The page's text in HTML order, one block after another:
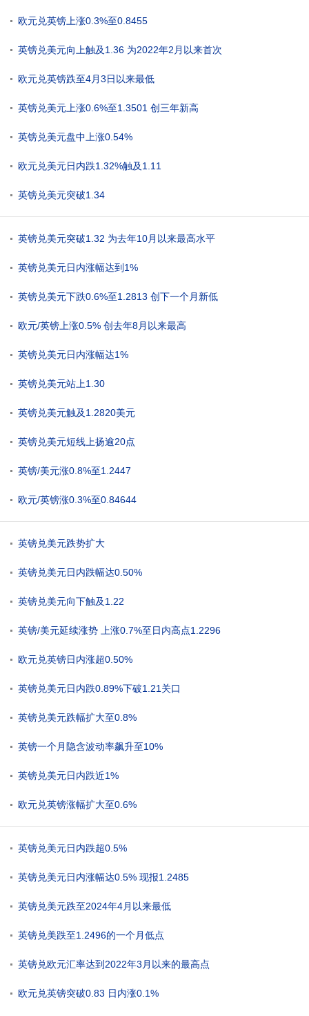
欧元兑英镑上涨0.3%至0.8455
英镑兑美元向上触及1.36 为2022年2月以来首次
欧元兑英镑跌至4月3日以来最低
英镑兑美元上涨0.6%至1.3501 创三年新高
英镑兑美元盘中上涨0.54%
欧元兑美元日内跌1.32%触及1.11
英镑兑美元突破1.34
英镑兑美元突破1.32 为去年10月以来最高水平
英镑兑美元日内涨幅达到1%
英镑兑美元下跌0.6%至1.2813 创下一个月新低
欧元/英镑上涨0.5% 创去年8月以来最高
英镑兑美元日内涨幅达1%
英镑兑美元站上1.30
英镑兑美元触及1.2820美元
英镑兑美元短线上扬逾20点
英镑/美元涨0.8%至1.2447
欧元/英镑涨0.3%至0.84644
英镑兑美元跌势扩大
英镑兑美元日内跌幅达0.50%
英镑兑美元向下触及1.22
英镑/美元延续涨势 上涨0.7%至日内高点1.2296
欧元兑英镑日内涨超0.50%
英镑兑美元日内跌0.89%下破1.21关口
英镑兑美元跌幅扩大至0.8%
英镑一个月隐含波动率飙升至10%
英镑兑美元日内跌近1%
欧元兑英镑涨幅扩大至0.6%
英镑兑美元日内跌超0.5%
英镑兑美元日内涨幅达0.5% 现报1.2485
英镑兑美元跌至2024年4月以来最低
英镑兑美跌至1.2496的一个月低点
英镑兑欧元汇率达到2022年3月以来的最高点
欧元兑英镑突破0.83 日内涨0.1%